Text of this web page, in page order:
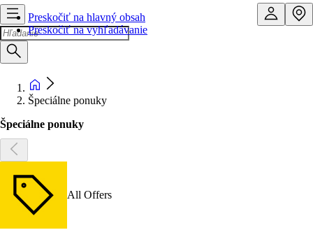
Preskočiť na hlavný obsah
Preskočiť na vyhľadávanie
Špeciálne ponuky
Špeciálne ponuky
All Offers